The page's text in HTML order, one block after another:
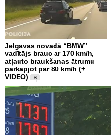
Jelgavas novadā “BMW”
vadītājs brauc ar 170 km/h,
atļauto braukšanas ātrumu
pārkāpjot par 80 km/h (+
VIDEO)
6